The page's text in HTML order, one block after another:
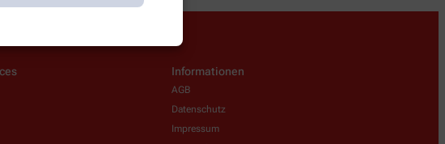
Informationen
AGB
Datenschutz
Impressum